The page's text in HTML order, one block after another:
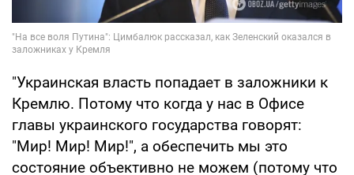
"Украинская власть попадает в заложники к
Кремлю. Потому что когда у нас в Офисе
главы украинского государства говорят:
"Мир! Мир! Мир!", а обеспечить мы это
состояние объективно не можем (потому что